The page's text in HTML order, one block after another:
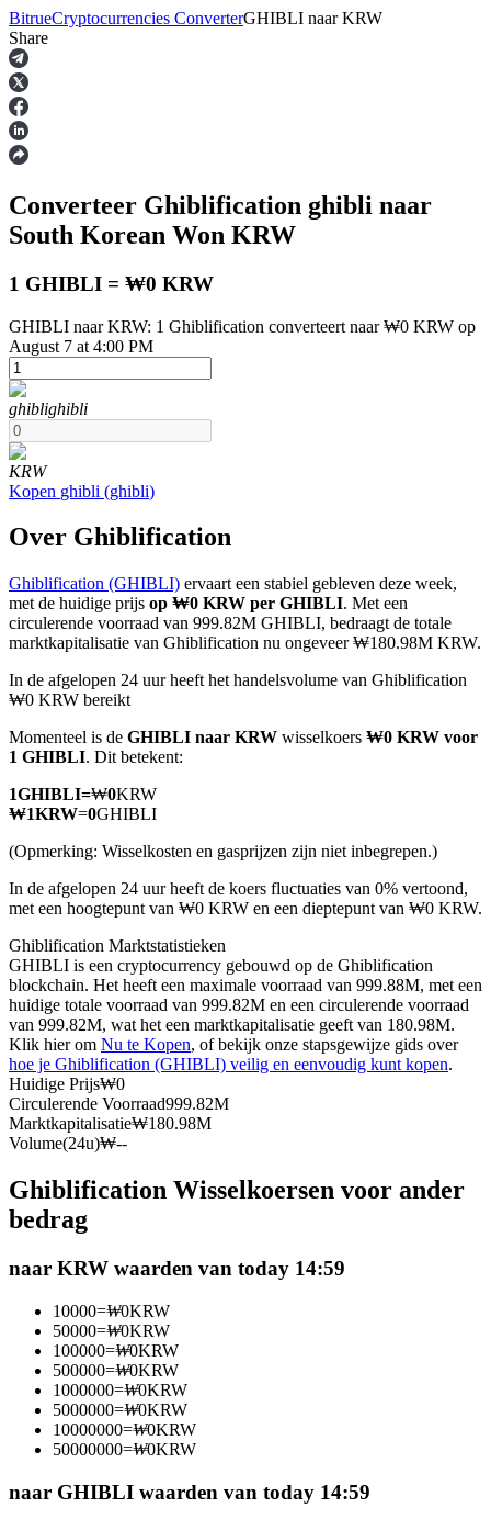
Termijncontracten
USDT-futures
COIN-M-futures
Cryptocurrency-futures
TradFi
Derivaten voor aandelen, forex, edelmetalen en grondstoffen
USDC-futures
Futures met USDC als onderpand
Kopiëren Handel
Sluit je aan bij top traders
Word een Copy Trader
BitrueCryptocurrencies ConverterGHIBLI naar KRW
Share
Converteer Ghiblification ghibli naar
South Korean Won KRW
1 GHIBLI = ₩0 KRW
GHIBLI naar KRW: 1 Ghiblification converteert naar ₩0 KRW op
August 7 at 4:00 PM
ghiblighibli
KRW
Kopen ghibli (ghibli)
Over Ghiblification
Ghiblification (GHIBLI) ervaart een stabiel gebleven deze week,
met de huidige prijs op ₩0 KRW per GHIBLI. Met een
circulerende voorraad van 999.82M GHIBLI, bedraagt de totale
marktkapitalisatie van Ghiblification nu ongeveer ₩180.98M KRW.
In de afgelopen 24 uur heeft het handelsvolume van Ghiblification
₩0 KRW bereikt
Momenteel is de GHIBLI naar KRW wisselkoers ₩0 KRW voor
1 GHIBLI. Dit betekent:
1GHIBLI=₩0KRW
₩1KRW=0GHIBLI
(Opmerking: Wisselkosten en gasprijzen zijn niet inbegrepen.)
In de afgelopen 24 uur heeft de koers fluctuaties van 0% vertoond,
met een hoogtepunt van ₩0 KRW en een dieptepunt van ₩0 KRW.
Ghiblification Marktstatistieken
GHIBLI is een cryptocurrency gebouwd op de Ghiblification
blockchain. Het heeft een maximale voorraad van 999.88M, met een
huidige totale voorraad van 999.82M en een circulerende voorraad
van 999.82M, wat het een marktkapitalisatie geeft van 180.98M.
Klik hier om Nu te Kopen, of bekijk onze stapsgewijze gids over
hoe je Ghiblification (GHIBLI) veilig en eenvoudig kunt kopen.
Huidige Prijs₩0
Circulerende Voorraad999.82M
Marktkapitalisatie₩180.98M
Volume(24u)₩--
Ghiblification Wisselkoersen voor ander
bedrag
naar KRW waarden van today 14:59
10000=₩0KRW
50000=₩0KRW
100000=₩0KRW
500000=₩0KRW
1000000=₩0KRW
5000000=₩0KRW
10000000=₩0KRW
50000000=₩0KRW
naar GHIBLI waarden van today 14:59